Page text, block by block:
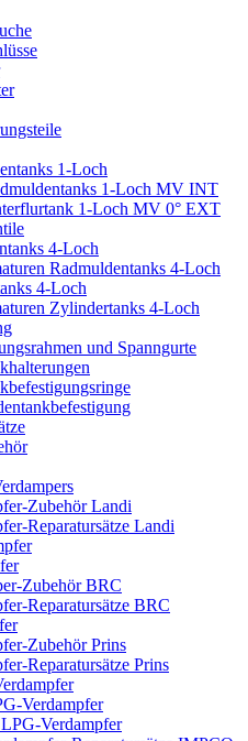
1-Loch
1-Loch MV INT
1-Loch MV 0° EXT
4-Loch
Radmuldentanks 4-Loch
4-Loch
Zylindertanks 4-Loch
und Spanngurte
Zubehör Landi
Reparatursätze Landi
Zubehör BRC
Reparatursätze BRC
Zubehör Prins
Reparatursätze Prins
Verdampfer
Verdampfer